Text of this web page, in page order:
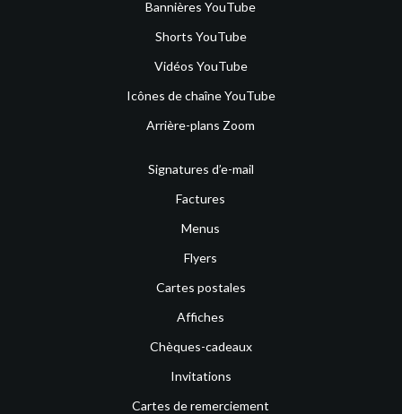
Bannières YouTube
Shorts YouTube
Vidéos YouTube
Icônes de chaîne YouTube
Arrière-plans Zoom
Signatures d’e-mail
Factures
Menus
Flyers
Cartes postales
Affiches
Chèques-cadeaux
Invitations
Cartes de remerciement